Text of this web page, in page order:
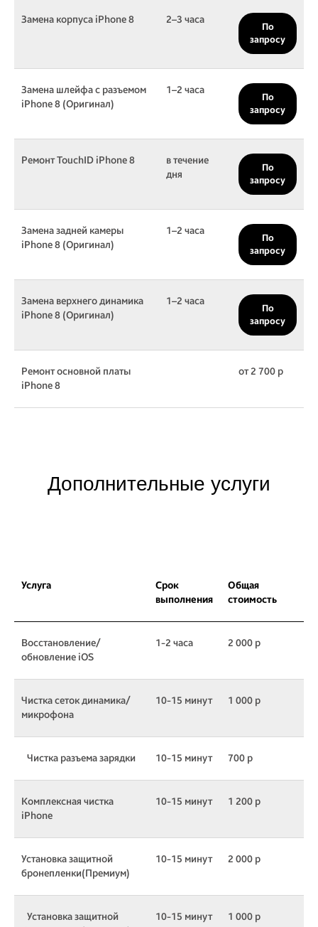
Замена корпуса iPhone 8 2–3 часа
По
запросу
Замена шлейфа с разъемом
iPhone 8 (Оригинал)
1–2 часа
По
запросу
Ремонт TouchID iPhone 8
в течение
дня
По
запросу
Замена задней камеры
iPhone 8 (Оригинал)
1–2 часа
По
запросу
Замена верхнего динамика
iPhone 8 (Оригинал)
1–2 часа
По
запросу
Ремонт основной платы
iPhone 8
от 2 700 р
Дополнительные услуги
Услуга
Срок
выполнения
Общая
стоимость
Восстановление/
обновление iOS
1-2 часа 2 000 р
Чистка сеток динамика/
микрофона
10-15 минут 1 000 р
Чистка разъема зарядки 10-15 минут 700 р
Комплексная чистка
iPhone
10-15 минут 1 200 р
Установка защитной
бронепленки(Премиум)
10-15 минут 2 000 р
Установка защитной
10-15 минут 1 000 р